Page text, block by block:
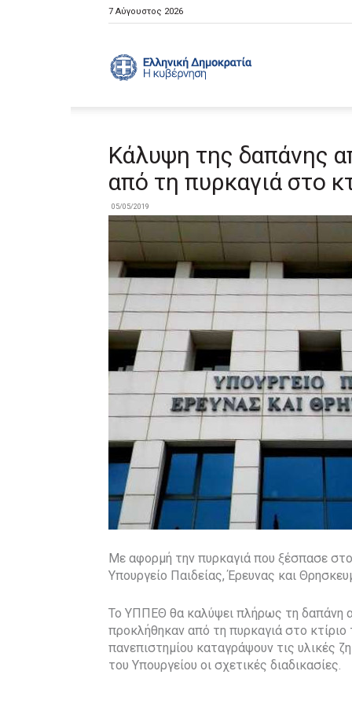
7 Αύγουστος 2026
Κυβέρνηση
Κάλυψη της δαπάνης
από τη πυρκαγιά στο
05/05/2019
Με αφορμή την πυρκαγιά που ξέσπασε
Υπουργείο Παιδείας, Έρευνας και
Το ΥΠΠΕΘ θα καλύψει πλήρως τη δαπάνη
προκλήθηκαν από τη πυρκαγιά στο
πανεπιστημίου καταγράψουν τις υλικές
του Υπουργείου οι σχετικές διαδικασίες.